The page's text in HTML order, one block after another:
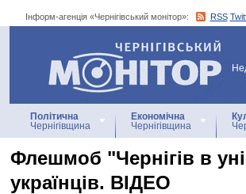
Інформ-агенція «Чернігівський монітор»: RSS
Інформ-агенція
«Чернігівський монітор»
Політична
Чернігівщина
Економічна
Чернігівщина
Флешмоб "Чернігів в
українців. ВІДЕО